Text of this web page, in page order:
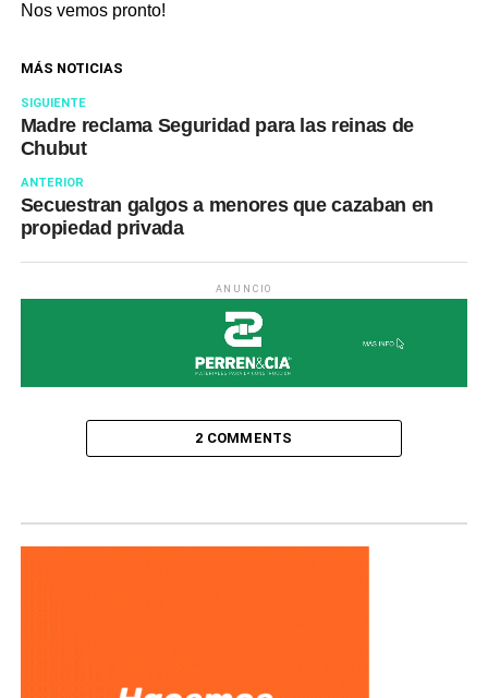
Nos vemos pronto!
MÁS NOTICIAS
SIGUIENTE
Madre reclama Seguridad para las reinas de
Chubut
ANTERIOR
Secuestran galgos a menores que cazaban en
propiedad privada
ANUNCIO
2 COMMENTS